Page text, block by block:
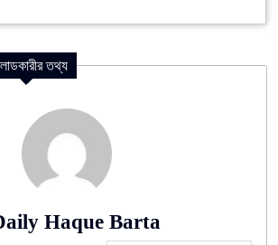
তথ্য
Haque Barta